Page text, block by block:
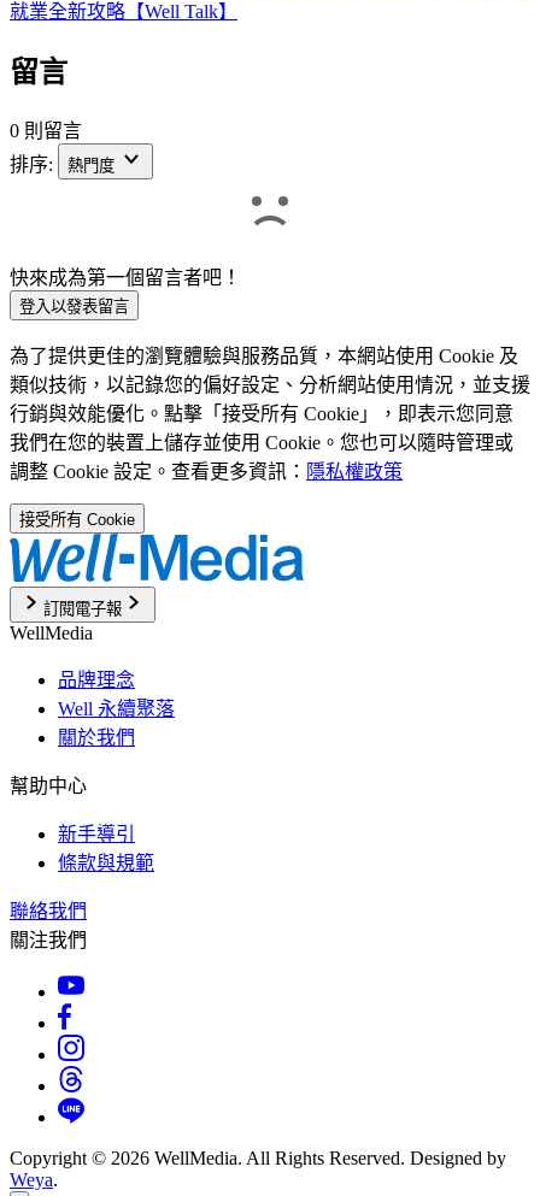
就業全新攻略【Well Talk】
留言
0 則留言
排序:
熱門度
快來成為第一個留言者吧！
登入以發表留言
為了提供更佳的瀏覽體驗與服務品質，本網站使用 Cookie 及
類似技術，以記錄您的偏好設定、分析網站使用情況，並支援
行銷與效能優化。點擊「接受所有 Cookie」，即表示您同意
我們在您的裝置上儲存並使用 Cookie。您也可以隨時管理或
調整 Cookie 設定。查看更多資訊： 隱私權政策
接受所有 Cookie
訂閱電子報
WellMedia
品牌理念
Well 永續聚落
關於我們
幫助中心
新手導引
條款與規範
聯絡我們
關注我們
Copyright © 2026 WellMedia. All Rights Reserved. Designed by
Weya.